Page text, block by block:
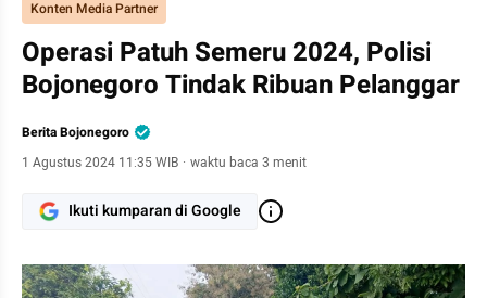
Konten Media Partner
Operasi Patuh Semeru 2024, Polisi
Bojonegoro Tindak Ribuan Pelanggar
Berita Bojonegoro
1 Agustus 2024 11:35 WIB · waktu baca 3 menit
Ikuti kumparan di Google